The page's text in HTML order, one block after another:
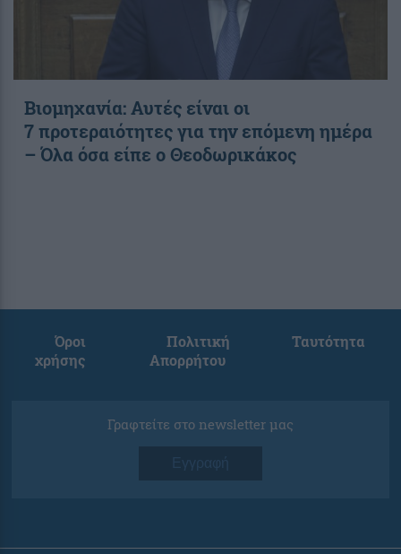
Βιομηχανία: Αυτές είναι οι
7 προτεραιότητες για την επόμενη ημέρα
– Όλα όσα είπε ο Θεοδωρικάκος
Όροι
χρήσης
Πολιτική
Απορρήτου
Ταυτότητα
Γραφτείτε στο newsletter μας
Εγγραφή